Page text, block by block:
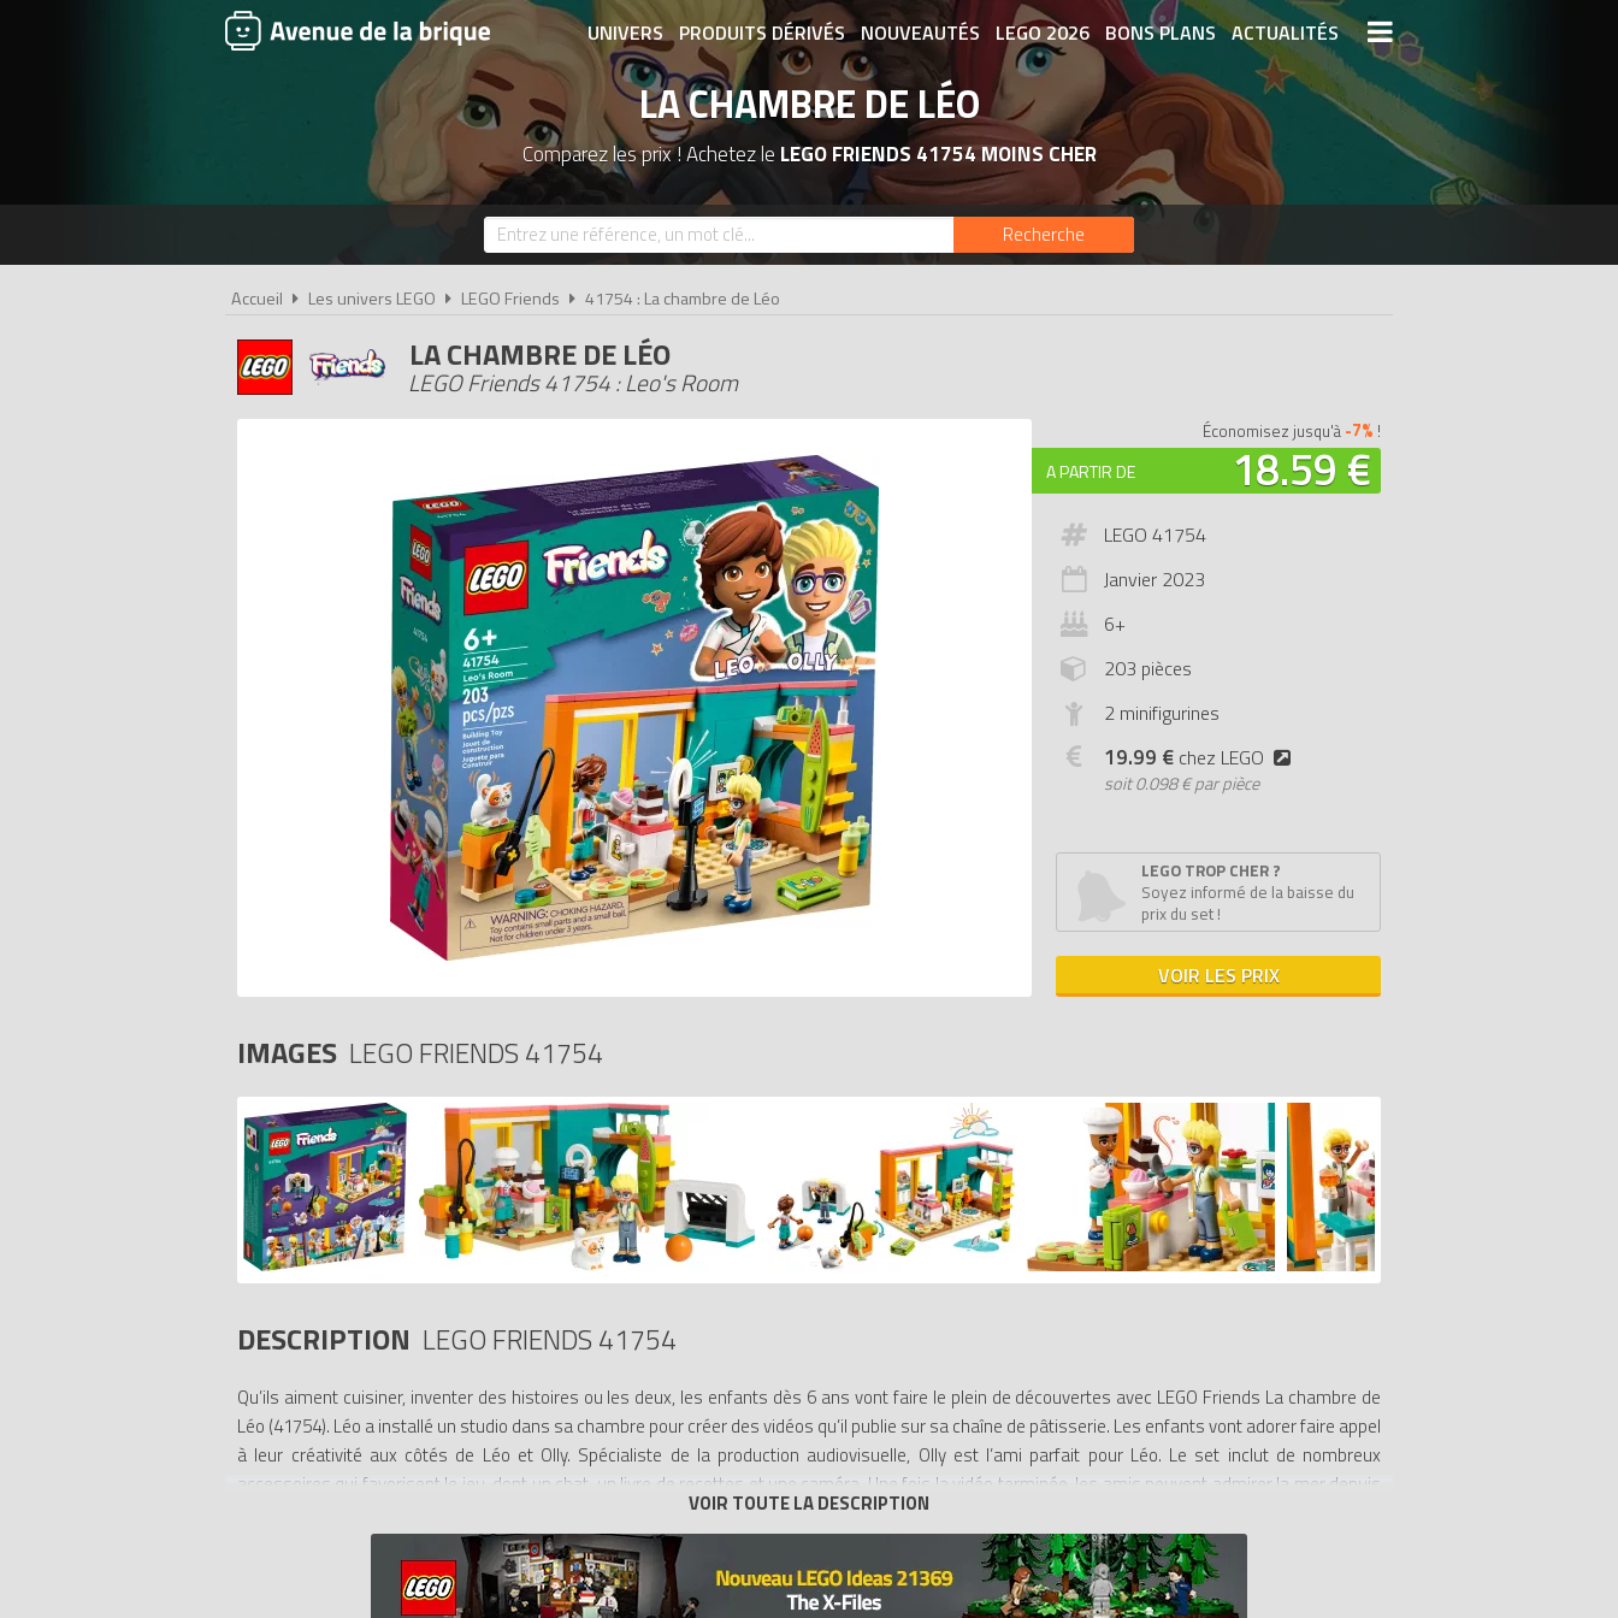
UNIVERS PRODUITS DÉRIVÉS NOUVEAUTÉS LEGO 2026 BONS PLANS ACTUALITÉS
ASSOCIATIONS DE FANS EXPOSITIONS LEGO LEGO LES PLUS CHERS
DERNIERS LEGO AJOUTÉS
LA CHAMBRE DE LÉO
Comparez les prix ! Achetez le LEGO FRIENDS 41754 MOINS CHER
Recherche
Accueil Les univers LEGO LEGO Friends 41754 : La chambre de Léo
LA CHAMBRE DE LÉO
LEGO Friends 41754 : Leo's Room
A PARTIR DE 18.59 €
Économisez jusqu'à -7% !
LEGO 41754
Janvier 2023
6+
203 pièces
2 minifigurines
19.99 € chez LEGO
soit0.098 € par pièce
LEGO TROP CHER ?
Soyez informé de la baisse du
prix du set !
VOIR LES PRIX
IMAGES LEGO FRIENDS 41754
DESCRIPTION LEGO FRIENDS 41754
Qu’ils aiment cuisiner, inventer des histoires ou les deux, les enfants dès 6 ans vont faire le plein de découvertes avec LEGO Friends La chambre de
Léo (41754). Léo a installé un studio dans sa chambre pour créer des vidéos qu’il publie sur sa chaîne de pâtisserie. Les enfants vont adorer faire appel
à leur créativité aux côtés de Léo et Olly. Spécialiste de la production audiovisuelle, Olly est l’ami parfait pour Léo. Le set inclut de nombreux
accessoires qui favorisent le jeu, dont un chat, un livre de recettes et une caméra. Une fois la vidéo terminée, les amis peuvent admirer la mer depuis
Instructions de montage intuitives. Les enfants plongent dans la construction intuitive avec l’appli LEGO Builder : ici, ils peuvent zoomer, faire pivoter les
modèles en 3D, sauvegarder leurs sets et suivre leur progression.